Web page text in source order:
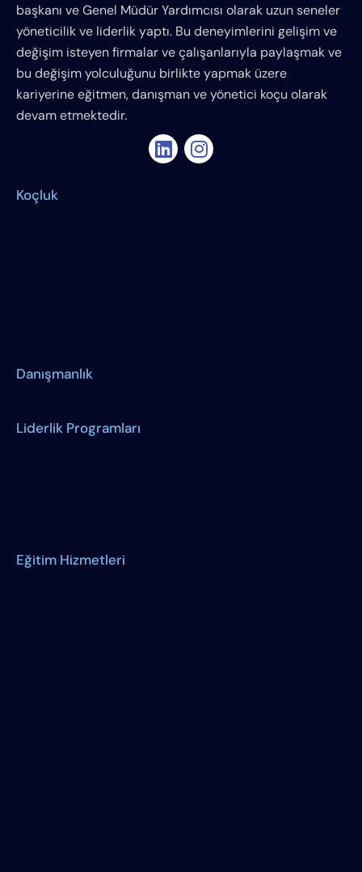
başkanı ve Genel Müdür Yardımcısı olarak uzun seneler
yöneticilik ve liderlik yaptı. Bu deneyimlerini gelişim ve
değişim isteyen firmalar ve çalışanlarıyla paylaşmak ve
bu değişim yolculuğunu birlikte yapmak üzere
kariyerine eğitmen, danışman ve yönetici koçu olarak
devam etmektedir.
Koçluk
Danışmanlık
Liderlik Programları
Eğitim Hizmetleri